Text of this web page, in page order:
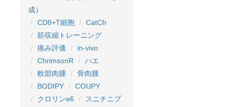
成）
CD8+T細胞
CatCh
筋収縮トレーニング
痛み評価
in-vivo
ChrimsonR
ハエ
軟部肉腫
骨肉腫
BODIPY
COUPY
クロリンe6
スニチニブ